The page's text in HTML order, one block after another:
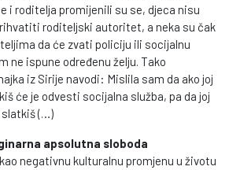
i roditelja promijenili su se, djeca nisu
roditeljski autoritet, a neka su čak
da će zvati policiju ili socijalnu
ne ispune određenu želju. Tako
iz Sirije navodi: Mislila sam da ako joj
će je odvesti socijalna služba, pa da joj
(…)
apsolutna sloboda
negativnu kulturalnu promjenu u životu